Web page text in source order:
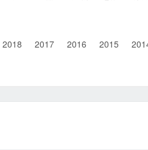
2018 2017 2016 2015